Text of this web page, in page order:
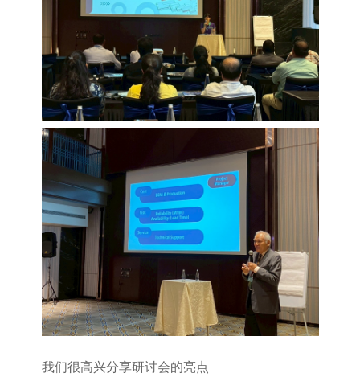
我们很高兴分享研讨会的亮点